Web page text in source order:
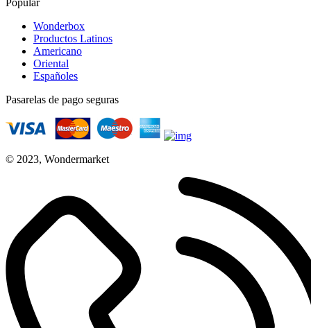
Wonderbox
Productos Latinos
Americano
Oriental
Españoles
Pasarelas de pago seguras
© 2023, Wondermarket